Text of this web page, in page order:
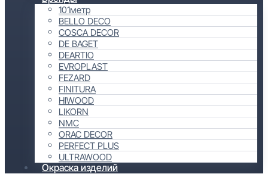
101метр
BELLO DECO
COSCA DECOR
DE BAGET
DEARTIO
EVROPLAST
FEZARD
FINITURA
HIWOOD
LIKORN
NMC
ORAC DECOR
PERFECT PLUS
ULTRAWOOD
Окраска изделий